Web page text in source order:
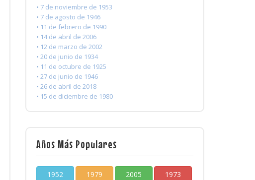
• 7 de noviembre de 1953
• 7 de agosto de 1946
• 11 de febrero de 1990
• 14 de abril de 2006
• 12 de marzo de 2002
• 20 de junio de 1934
• 11 de octubre de 1925
• 27 de junio de 1946
• 26 de abril de 2018
• 15 de diciembre de 1980
Años Más Populares
1952 1979 2005
1973